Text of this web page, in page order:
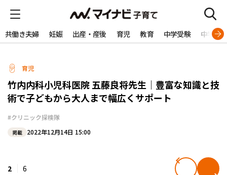
共働き夫婦 妊娠 出産・産後 育児 教育 中学受験 中学生
育児
竹内内科小児科医院 五藤良将先生｜豊富な知識と技
術で子どもから大人まで幅広くサポート
#クリニック探検隊
掲載 2022年12月14日 15:00
2 6